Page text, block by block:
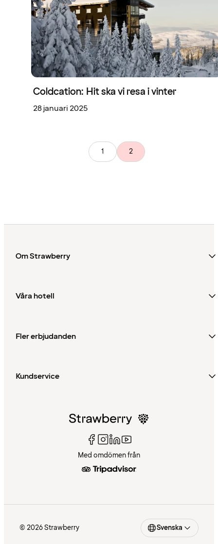
Coldcation: Hit ska vi resa i vinter
28 januari 2025
1 2
Om Strawberry
Våra hotell
Fler erbjudanden
Kundservice
Med omdömen från
© 2026 Strawberry Svenska